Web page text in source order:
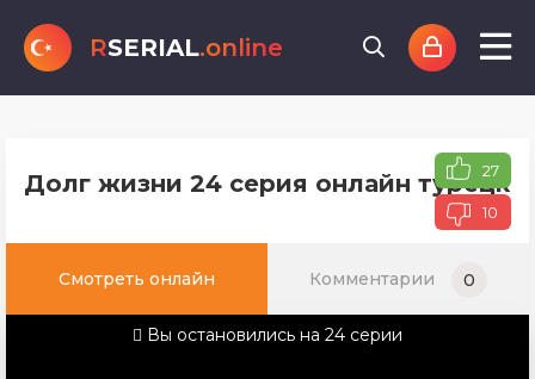
RSERIAL.online
Долг жизни 24 серия онлайн 27
10
Смотреть онлайн Комментарии 0
Вы остановились на 24 серии